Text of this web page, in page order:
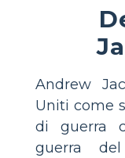
Andrew
Uniti come
di guerra
guerra